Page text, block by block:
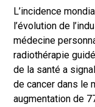
L’incidence
l’évolution de
médecine
radiothérapie
de la santé a
de cancer dans le
augmentation de